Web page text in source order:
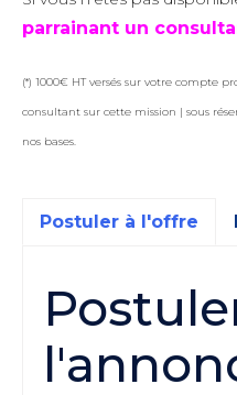
parrainant un
(*) 1000€ HT versés sur votre compte
consultant sur cette mission | sous
nos bases.
Postuler à l'offre